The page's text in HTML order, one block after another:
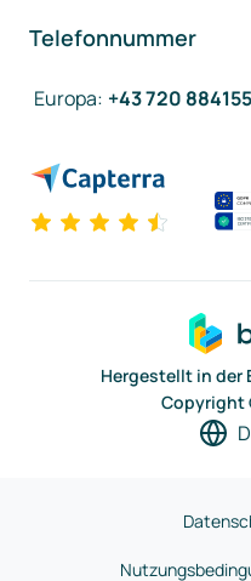
Telefonnummer
Europa: +43 720 884155
Hergestellt in der
Copyright